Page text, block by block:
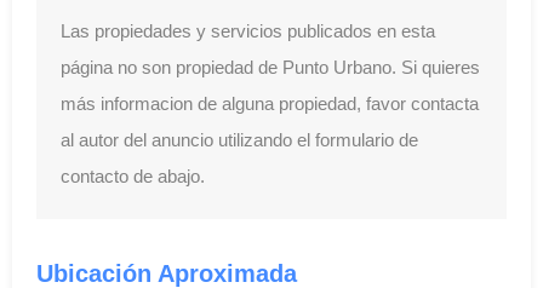
Las propiedades y servicios publicados en esta
página no son propiedad de Punto Urbano. Si quieres
más informacion de alguna propiedad, favor contacta
al autor del anuncio utilizando el formulario de
contacto de abajo.
Ubicación Aproximada